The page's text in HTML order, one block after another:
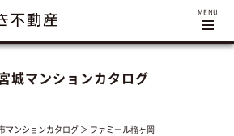
城マンションカタログ
マンションカタログ ＞ ファミール榴ヶ岡